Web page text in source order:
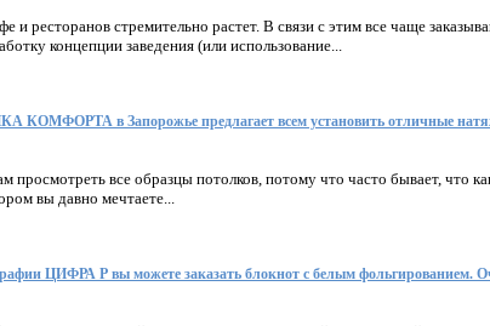
и ресторанов стремительно растет. В связи с этим все чаще
концепции заведения (или использование...
КОМФОРТА в Запорожье предлагает всем установить отличные
просмотреть все образцы потолков, потому что часто бывает, что
вы давно мечтаете...
ЦИФРА Р вы можете заказать блокнот с белым фольгированием.